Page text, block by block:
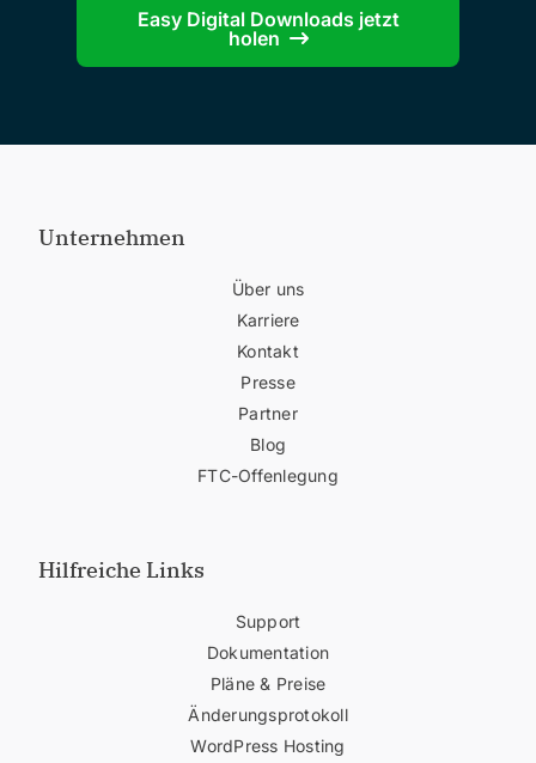
Easy Digital Downloads jetzt
holen
Unternehmen
Über uns
Karriere
Kontakt
Presse
Partner
Blog
FTC-Offenlegung
Hilfreiche Links
Support
Dokumentation
Pläne & Preise
Änderungsprotokoll
WordPress Hosting